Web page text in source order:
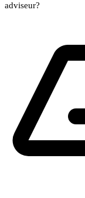
adviseur?